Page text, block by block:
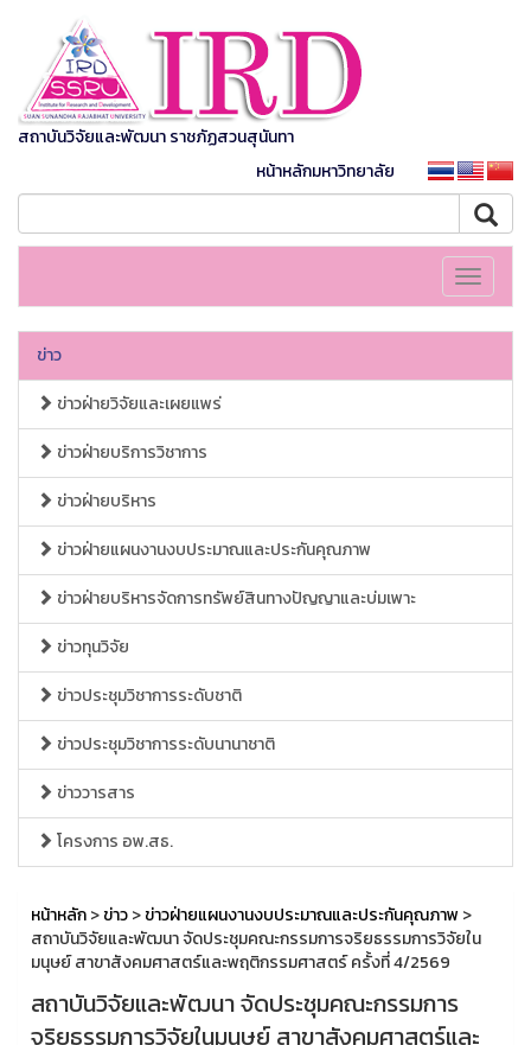
สถาบันวิจัยและพัฒนา ราชภัฏสวนสุนันทา
หน้าหลักมหาวิทยาลัย
Toggle
ข่าว
ข่าวฝ่ายวิจัยและเผยแพร่
ข่าวฝ่ายบริการวิชาการ
ข่าวฝ่ายบริหาร
ข่าวฝ่ายแผนงานงบประมาณและประกันคุณภาพ
ข่าวฝ่ายบริหารจัดการทรัพย์สินทางปัญญาและบ่มเพาะ
ข่าวทุนวิจัย
ข่าวประชุมวิชาการระดับชาติ
ข่าวประชุมวิชาการระดับนานาชาติ
ข่าววารสาร
โครงการ อพ.สธ.
หน้าหลัก>ข่าว>ข่าวฝ่ายแผนงานงบประมาณและประกันคุณภาพ >
สถาบันวิจัยและพัฒนา จัดประชุมคณะกรรมการจริยธรรมการวิจัยใน
มนุษย์ สาขาสังคมศาสตร์และพฤติกรรมศาสตร์ ครั้งที่ 4/2569
สถาบันวิจัยและพัฒนา จัดประชุมคณะกรรมการ
จริยธรรมการวิจัยในมนุษย์ สาขาสังคมศาสตร์และ